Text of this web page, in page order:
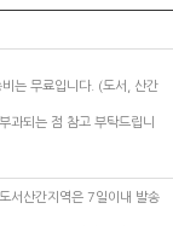
는 무료입니다. (도서, 산간
되는 점 참고 부탁드립니
서산간지역은 7일이내 발송